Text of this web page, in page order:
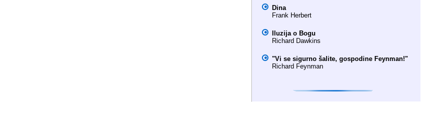
Dina
Frank Herbert
Iluzija o Bogu
Richard Dawkins
"Vi se sigurno šalite, gospodine Feynman!"
Richard Feynman